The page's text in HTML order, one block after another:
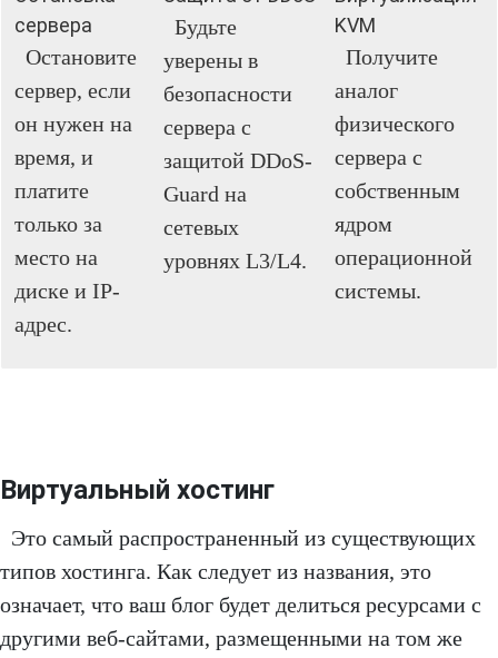
сервера
Остановите
сервер, если
он нужен на
время, и
платите
только за
место на
диске и IP-
адрес.
Будьте
уверены в
безопасности
сервера с
защитой DDoS-
Guard на
сетевых
уровнях L3/L4.
KVM
Получите
аналог
физического
сервера с
собственным
ядром
операционной
системы.
Виртуальный хостинг
Это самый распространенный из существующих
типов хостинга. Как следует из названия, это
означает, что ваш блог будет делиться ресурсами с
другими веб-сайтами, размещенными на том же